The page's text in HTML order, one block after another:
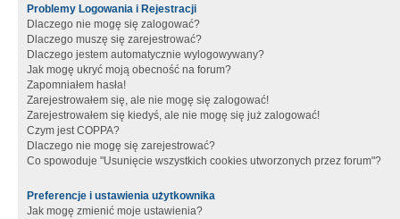
Problemy Logowania i Rejestracji
Dlaczego nie mogę się zalogować?
Dlaczego muszę się zarejestrować?
Dlaczego jestem automatycznie wylogowywany?
Jak mogę ukryć moją obecność na forum?
Zapomniałem hasła!
Zarejestrowałem się, ale nie mogę się zalogować!
Zarejestrowałem się kiedyś, ale nie mogę się już zalogować!
Czym jest COPPA?
Dlaczego nie mogę się zarejestrować?
Co spowoduje "Usunięcie wszystkich cookies utworzonych przez forum"?
Preferencje i ustawienia użytkownika
Jak mogę zmienić moje ustawienia?